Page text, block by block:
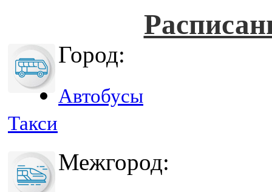
Город:
Автобусы
Такси
Межгород: